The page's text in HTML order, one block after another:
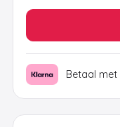
Betaal met